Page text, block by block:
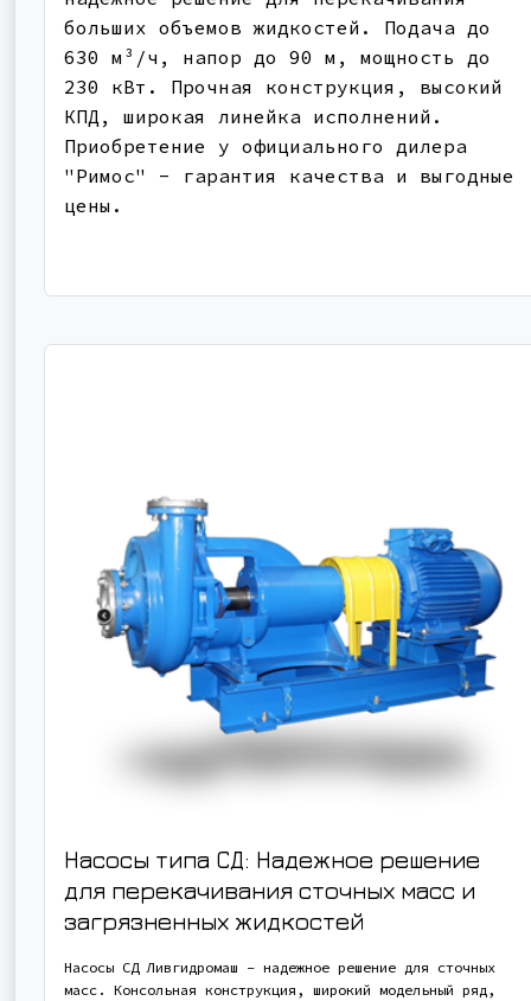
больших объемов жидкостей. Подача до
630 м³/ч, напор до 90 м, мощность до
230 кВт. Прочная конструкция, высокий
КПД, широкая линейка исполнений.
Приобретение у официального дилера
"Римос" - гарантия качества и выгодные
цены.
Насосы типа СД: Надежное решение
для перекачивания сточных масс и
загрязненных жидкостей
Насосы СД Ливгидромаш – надежное решение для сточных
масс. Консольная конструкция, широкий модельный ряд,